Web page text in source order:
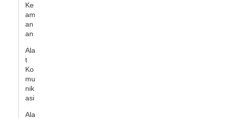
Ke
am
an
an
Ala
t
Ko
mu
nik
asi
Ala